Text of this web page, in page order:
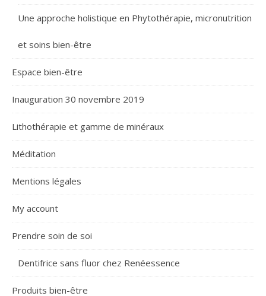
Une approche holistique en Phytothérapie, micronutrition
et soins bien-être
Espace bien-être
Inauguration 30 novembre 2019
Lithothérapie et gamme de minéraux
Méditation
Mentions légales
My account
Prendre soin de soi
Dentifrice sans fluor chez Renéessence
Produits bien-être